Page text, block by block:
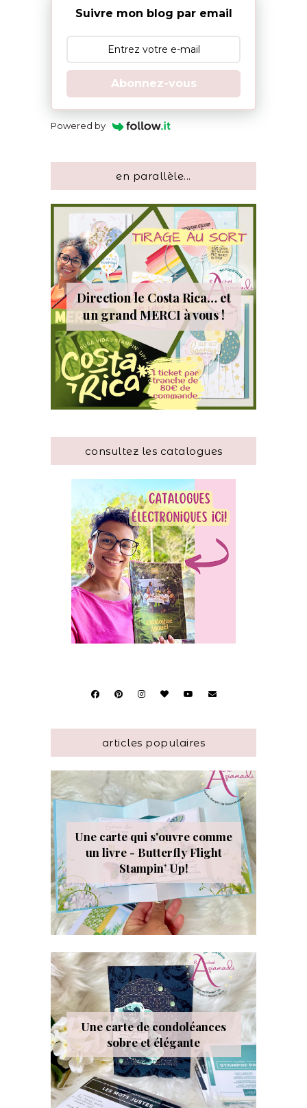
Suivre mon blog par email
Abonnez-vous
Powered by
en parallèle...
Direction le Costa Rica… et
un grand MERCI à vous !
consultez les catalogues
articles populaires
Une carte qui s'ouvre comme
un livre - Butterfly Flight
Stampin’ Up!
Une carte de condoléances
sobre et élégante